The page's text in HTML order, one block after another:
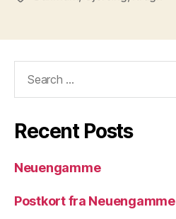
Recent Posts
Neuengamme
Postkort fra Neuengamme